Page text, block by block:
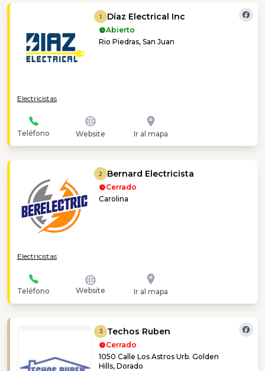
1 Díaz Electrical Inc
Abierto
Rio Piedras, San Juan
Electricistas
Teléfono Website Ir al mapa
2 Bernard Electricista
Cerrado
Carolina
Electricistas
Teléfono Website Ir al mapa
3 Techos Ruben
Cerrado
1050 Calle Los Astros Urb. Golden
Hills, Dorado